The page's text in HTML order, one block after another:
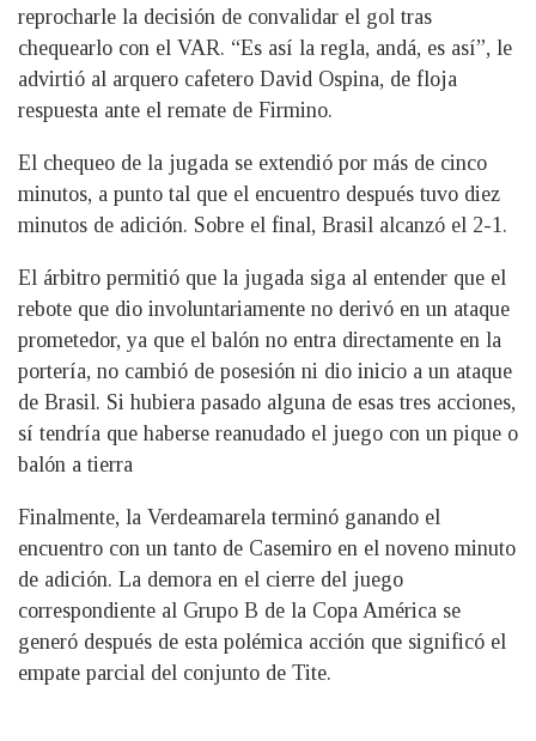
reprocharle la decisión de convalidar el gol tras
chequearlo con el VAR. “Es así la regla, andá, es así”, le
advirtió al arquero cafetero David Ospina, de floja
respuesta ante el remate de Firmino.
El chequeo de la jugada se extendió por más de cinco
minutos, a punto tal que el encuentro después tuvo diez
minutos de adición. Sobre el final, Brasil alcanzó el 2-1.
El árbitro permitió que la jugada siga al entender que el
rebote que dio involuntariamente no derivó en un ataque
prometedor, ya que el balón no entra directamente en la
portería, no cambió de posesión ni dio inicio a un ataque
de Brasil. Si hubiera pasado alguna de esas tres acciones,
sí tendría que haberse reanudado el juego con un pique o
balón a tierra
Finalmente, la Verdeamarela terminó ganando el
encuentro con un tanto de Casemiro en el noveno minuto
de adición. La demora en el cierre del juego
correspondiente al Grupo B de la Copa América se
generó después de esta polémica acción que significó el
empate parcial del conjunto de Tite.